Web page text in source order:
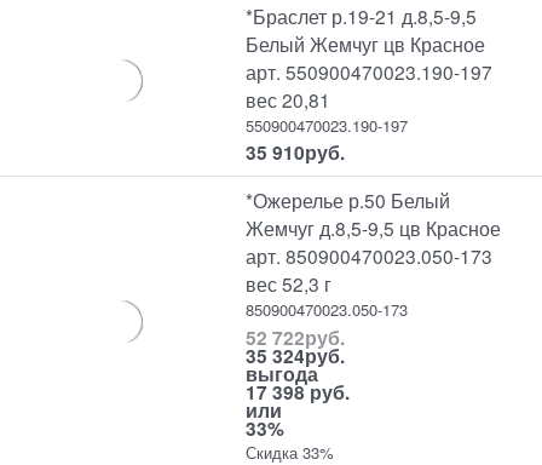
*Браслет р.19-21 д.8,5-9,5
Белый Жемчуг цв Красное
арт. 550900470023.190-197
вес 20,81
550900470023.190-197
35 910руб.
*Ожерелье р.50 Белый
Жемчуг д.8,5-9,5 цв Красное
арт. 850900470023.050-173
вес 52,3 г
850900470023.050-173
52 722руб.
35 324руб.
выгода
17 398 руб.
или
33%
Скидка 33%